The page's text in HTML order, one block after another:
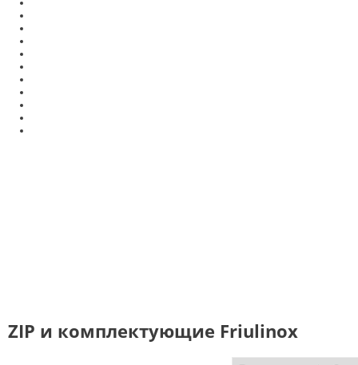
ZIP и комплектующие Friulinox